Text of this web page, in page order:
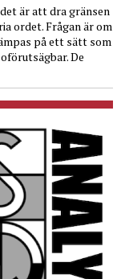
är att dra gränsen
ordet. Frågan är om
på ett sätt som
De